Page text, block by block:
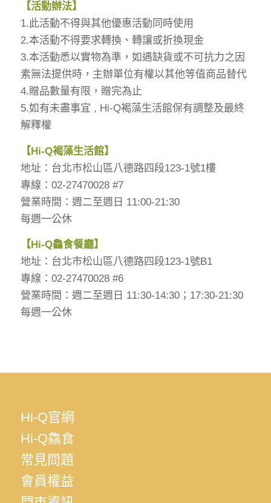
【活動辦法】
1.此活動不得與其他優惠活動同時使用
2.本活動不得要求轉換、轉讓或折換現金
3.本活動悉以實物為準，如遇缺貨或不可抗力之因
素無法提供時，主辦單位有權以其他等值商品替代
4.贈品數量有限，贈完為止
5.如有未盡事宜 , Hi-Q褐藻生活館保有調整及最終
解釋權
【Hi-Q褐藻生活館】
地址：台北市松山區八德路四段123-1號1樓
專線：02-27470028 #7
營業時間：週二至週日 11:00-21:30
每週一公休
【Hi-Q鱻食餐廳】
地址：台北市松山區八德路四段123-1號B1
專線：02-27470028 #6
營業時間：週二至週日 11:30-14:30；17:30-21:30
每週一公休
Hi-Q官網
Hi-Q鱻食
常見問題
會員權益